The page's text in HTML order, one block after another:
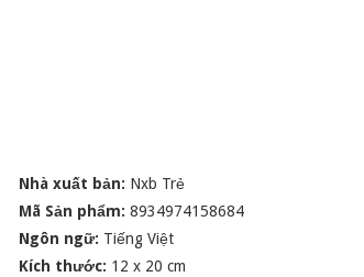
Nhà xuất bản: Nxb Trẻ
Mã Sản phẩm:8934974158684
Ngôn ngữ: Tiếng Việt
Kích thước: 12 x 20 cm